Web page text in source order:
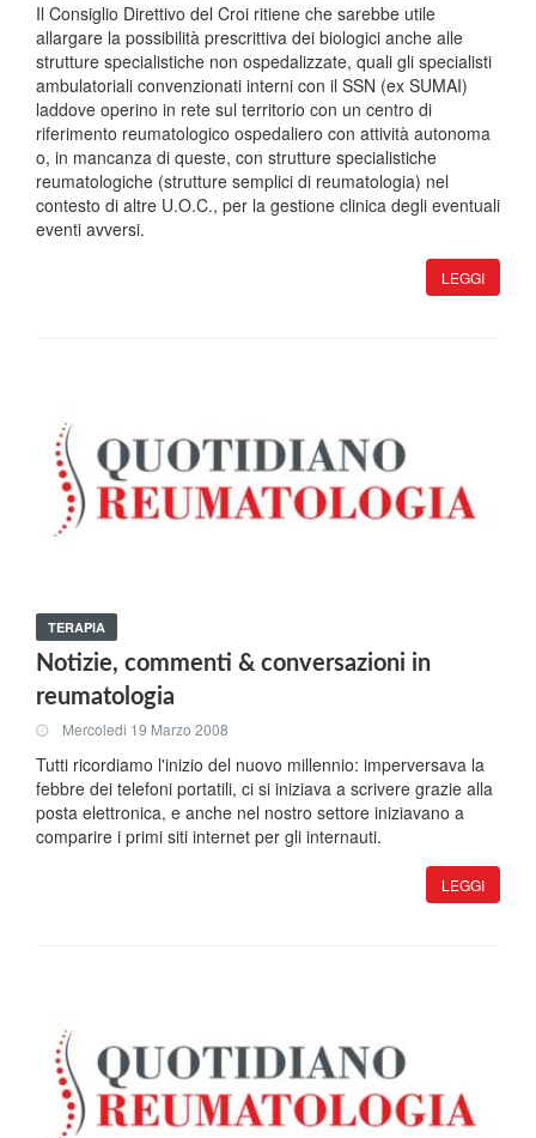
Il Consiglio Direttivo del Croi ritiene che sarebbe utile
allargare la possibilità prescrittiva dei biologici anche alle
strutture specialistiche non ospedalizzate, quali gli specialisti
ambulatoriali convenzionati interni con il SSN (ex SUMAI)
laddove operino in rete sul territorio con un centro di
riferimento reumatologico ospedaliero con attività autonoma
o, in mancanza di queste, con strutture specialistiche
reumatologiche (strutture semplici di reumatologia) nel
contesto di altre U.O.C., per la gestione clinica degli eventuali
eventi avversi.
LEGGI
TERAPIA
Notizie, commenti & conversazioni in
reumatologia
Mercoledi 19 Marzo 2008
Tutti ricordiamo l'inizio del nuovo millennio: imperversava la
febbre dei telefoni portatili, ci si iniziava a scrivere grazie alla
posta elettronica, e anche nel nostro settore iniziavano a
comparire i primi siti internet per gli internauti.
LEGGI